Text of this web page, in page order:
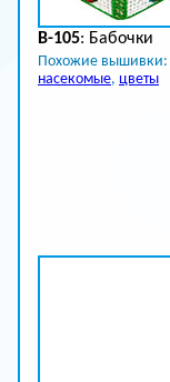
B-105: Бабочки
Похожие вышивки:
насекомые, цветы